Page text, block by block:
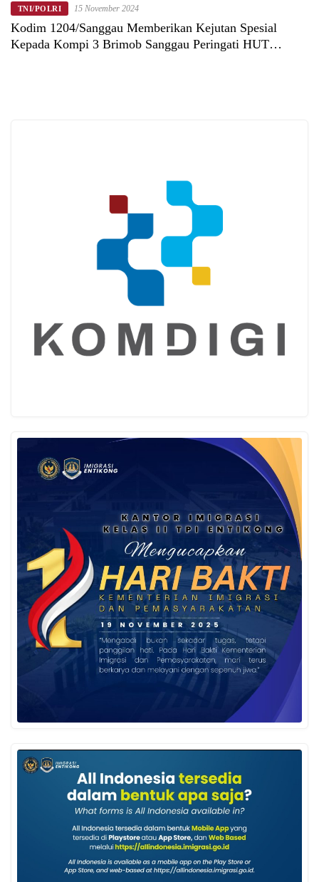
TNI/POLRI 15 November 2024
Kodim 1204/Sanggau Memberikan Kejutan Spesial
Kepada Kompi 3 Brimob Sanggau Peringati HUT